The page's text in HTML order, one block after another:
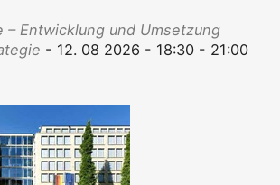
– Ent­wick­lung und Umset­zung
- 12. 08 2026 - 18:30 - 21:00